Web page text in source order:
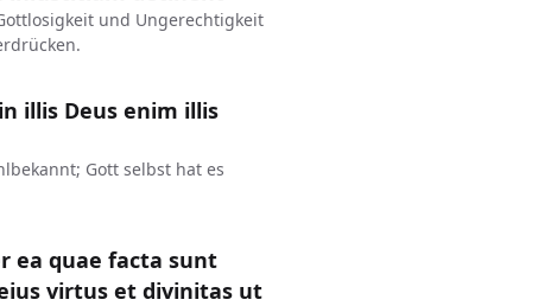
und Ungerechtigkeit
illis Deus enim illis
Gott selbst hat es
ea quae facta sunt
virtus et divinitas ut